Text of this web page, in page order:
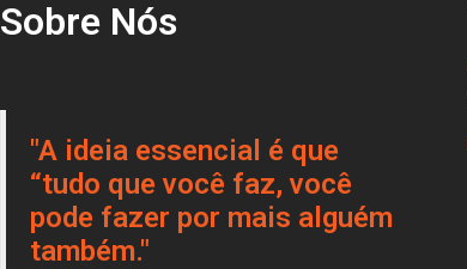
Sobre Nós
"A ideia essencial é que
“tudo que você faz, você
pode fazer por mais alguém
também."